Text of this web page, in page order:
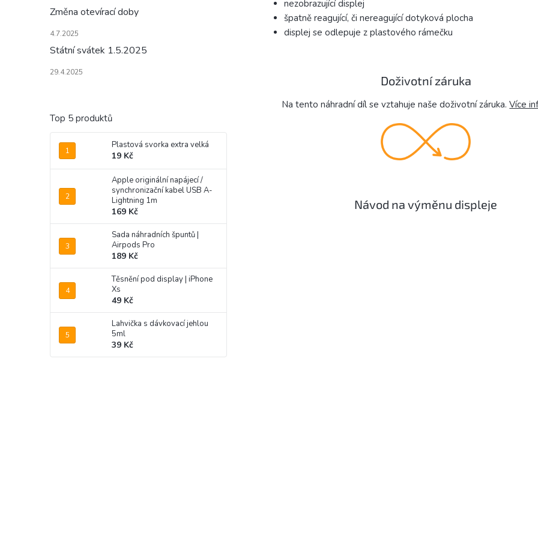
Změna otevírací doby
4.7.2025
Státní svátek 1.5.2025
29.4.2025
Top 5 produktů
Plastová svorka extra velká
19 Kč
Apple originální napájecí /
synchronizační kabel USB A-
Lightning 1m
169 Kč
Sada náhradních špuntů |
Airpods Pro
189 Kč
Těsnění pod display | iPhone
Xs
49 Kč
Lahvička s dávkovací jehlou
5ml
39 Kč
nezobrazující displej
špatně reagující, či nereagující dotyková plocha
displej se odlepuje z plastového rámečku
Doživotní záruka
Na tento náhradní díl se vztahuje naše doživotní záruka.Více
Návod na výměnu displeje